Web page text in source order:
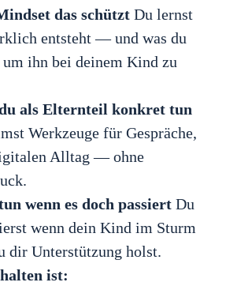
das schützt Du lernst
entsteht — und was du
ihn bei deinem Kind zu
als Elternteil konkret tun
Werkzeuge für Gespräche,
Alltag — ohne
wenn es doch passiert Du
wenn dein Kind im Sturm
dir Unterstützung holst.
ist: